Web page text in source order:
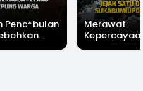
Penc*bulan
Merawat
Kepercayaan,
Mengawal